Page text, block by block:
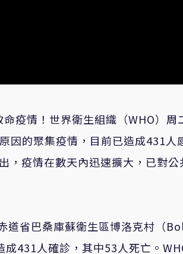
疫情！世界衛生組織（WHO）周
因的聚集疫情，目前已造成431人
疫情在數天內迅速擴大，已對公
道省巴桑庫蘇衛生區博洛克村（
431人確診，其中53人死亡。